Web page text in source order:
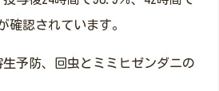
確認されています。
予防、回虫とミミヒゼンダニの